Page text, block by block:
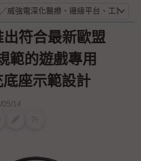
符合最新歐盟
範的遊戲專用
座示範設計
05/14